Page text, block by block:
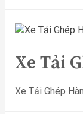
Xe Tải
Xe Tải Ghép